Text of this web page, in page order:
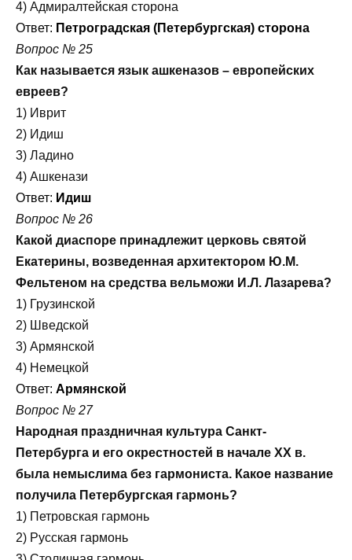
4) Адмиралтейская сторона
Ответ: Петроградская (Петербургская) сторона
Вопрос № 25
Как называется язык ашкеназов – европейских
евреев?
1) Иврит
2) Идиш
3) Ладино
4) Ашкенази
Ответ: Идиш
Вопрос № 26
Какой диаспоре принадлежит церковь святой
Екатерины, возведенная архитектором Ю.М.
Фельтеном на средства вельможи И.Л. Лазарева?
1) Грузинской
2) Шведской
3) Армянской
4) Немецкой
Ответ: Армянской
Вопрос № 27
Народная праздничная культура Санкт-
Петербурга и его окрестностей в начале ХХ в.
была немыслима без гармониста. Какое название
получила Петербургская гармонь?
1) Петровская гармонь
2) Русская гармонь